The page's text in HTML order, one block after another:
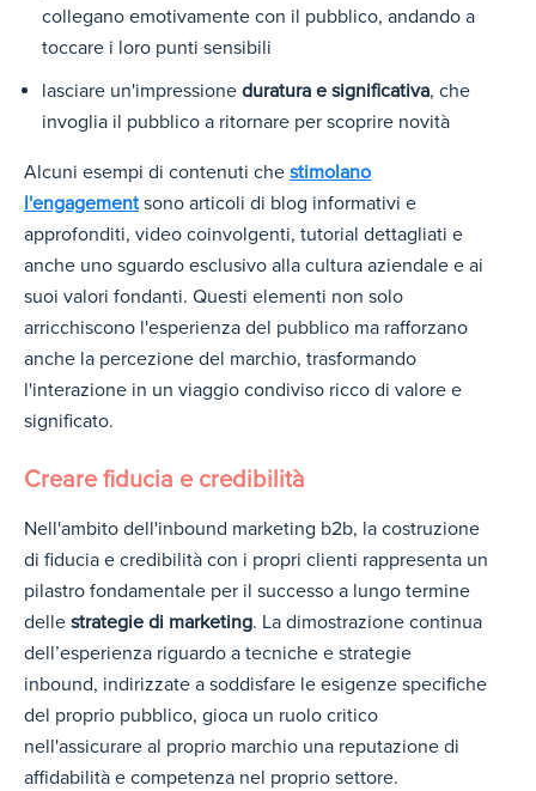
collegano emotivamente con il pubblico, andando a
toccare i loro punti sensibili
lasciare un'impressione duratura e significativa, che
invoglia il pubblico a ritornare per scoprire novità
Alcuni esempi di contenuti che stimolano
l'engagementsono articoli di blog informativi e
approfonditi, video coinvolgenti, tutorial dettagliati e
anche uno sguardo esclusivo alla cultura aziendale e ai
suoi valori fondanti. Questi elementi non solo
arricchiscono l'esperienza del pubblico ma rafforzano
anche la percezione del marchio, trasformando
l'interazione in un viaggio condiviso ricco di valore e
significato.
Creare fiducia e credibilità
Nell'ambito dell'inbound marketing b2b, la costruzione
di fiducia e credibilità con i propri clienti rappresenta un
pilastro fondamentale per il successo a lungo termine
delle strategie di marketing. La dimostrazione continua
dell’esperienza riguardo a tecniche e strategie
inbound, indirizzate a soddisfare le esigenze specifiche
del proprio pubblico, gioca un ruolo critico
nell'assicurare al proprio marchio una reputazione di
affidabilità e competenza nel proprio settore.